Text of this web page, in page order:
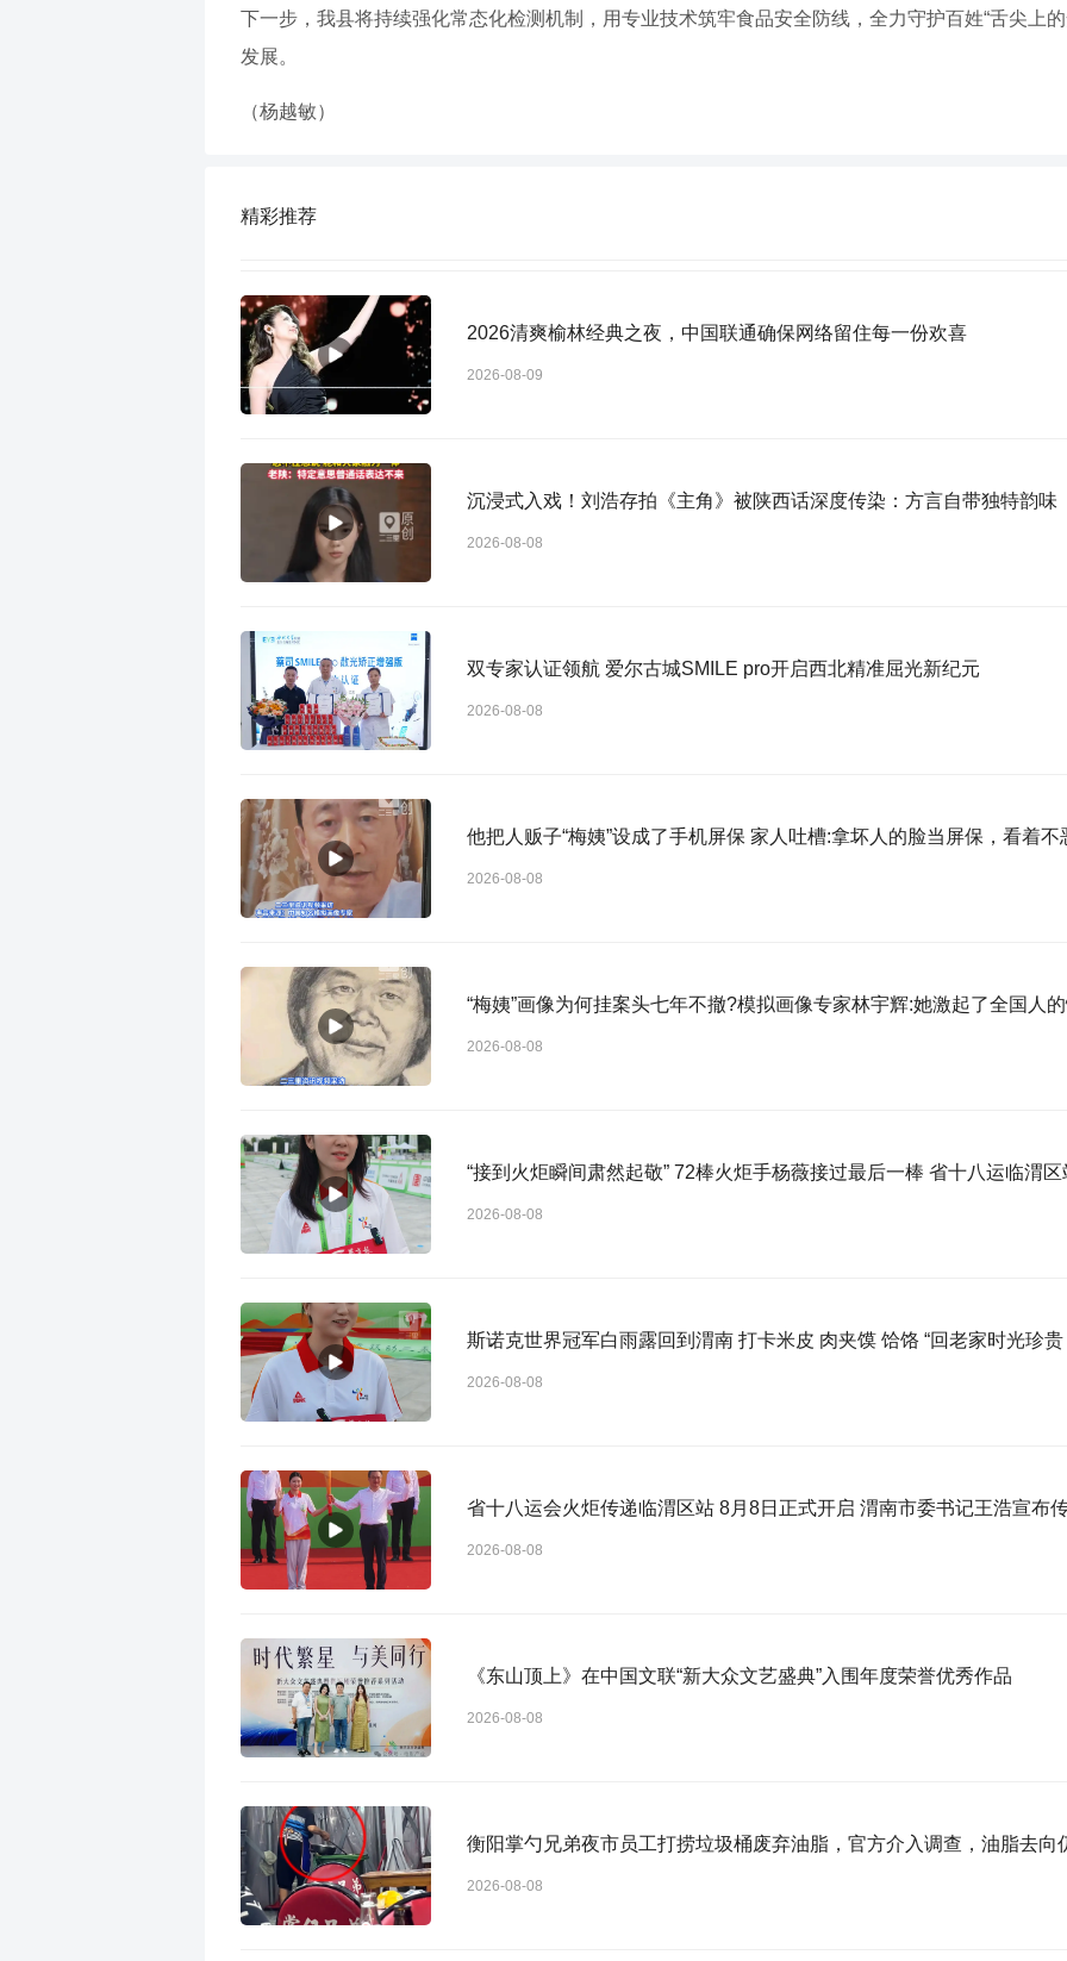
下一步，我县将持续强化常态化检测机制，用专业技术筑牢食品安全防线，全力守护百姓“舌尖上
发展。
（杨越敏）
精彩推荐
2026清爽榆林经典之夜，中国联通确保网络留住每一份欢喜
2026-08-09
沉浸式入戏！刘浩存拍《主角》被陕西话深度传染：方言自带独特韵味
2026-08-08
双专家认证领航 爱尔古城SMILE pro开启西北精准屈光新纪元
2026-08-08
他把人贩子“梅姨”设成了手机屏保 家人吐槽:拿坏人的脸当屏保，看着不
2026-08-08
“梅姨”画像为何挂案头七年不撤?模拟画像专家林宇辉:她激起了全国人
2026-08-08
“接到火炬瞬间肃然起敬” 72棒火炬手杨薇接过最后一棒 省十八运临渭
2026-08-08
斯诺克世界冠军白雨露回到渭南 打卡米皮 肉夹馍
2026-08-08
省十八运会火炬传递临渭区站 8月8日正式开启 渭南市委书记王浩宣布
2026-08-08
《东山顶上》在中国文联“新大众文艺盛典”入围年度荣誉优秀作品
2026-08-08
衡阳掌勺兄弟夜市员工打捞垃圾桶废弃油脂，官方介入调查，油脂去向
2026-08-08